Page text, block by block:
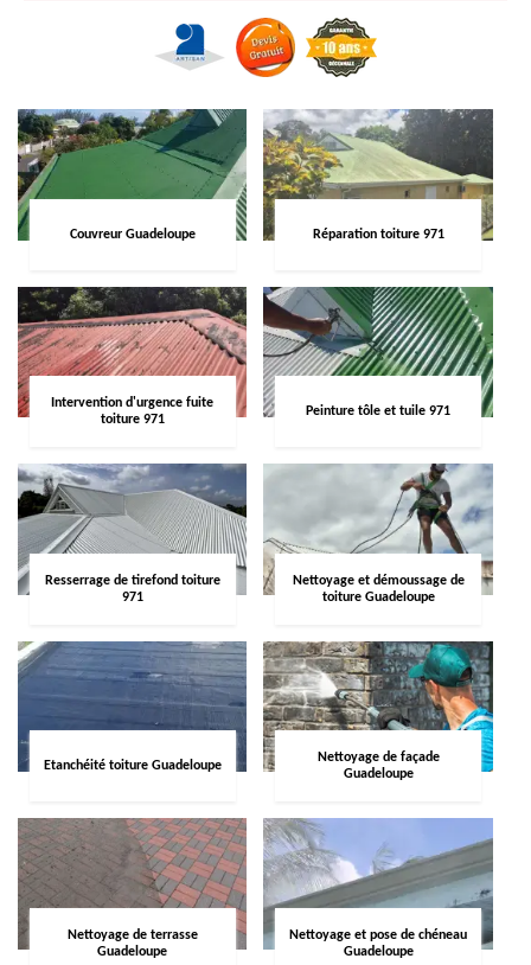
Couvreur Guadeloupe Réparation toiture 971
Intervention d'urgence fuite
toiture 971
Peinture tôle et tuile 971
Resserrage de tirefond toiture
971
Nettoyage et démoussage de
toiture Guadeloupe
Etanchéité toiture Guadeloupe
Nettoyage de façade
Guadeloupe
Nettoyage de terrasse
Guadeloupe
Nettoyage et pose de chéneau
Guadeloupe